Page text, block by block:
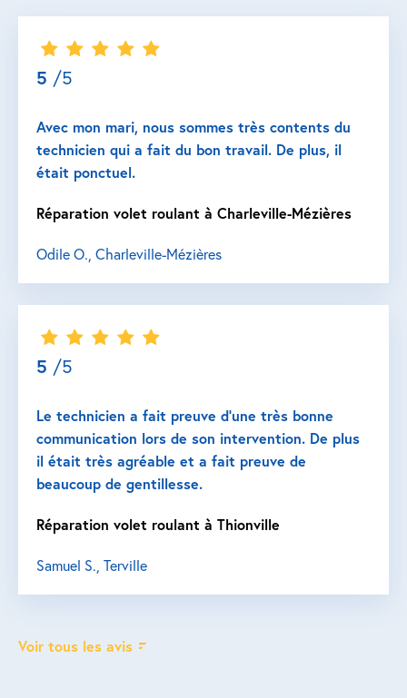
5 /5
Avec mon mari, nous sommes très contents du
technicien qui a fait du bon travail. De plus, il
était ponctuel.
Réparation volet roulant à Charleville-Mézières
Odile O., Charleville-Mézières
5 /5
Le technicien a fait preuve d’une très bonne
communication lors de son intervention. De plus
il était très agréable et a fait preuve de
beaucoup de gentillesse.
Réparation volet roulant à Thionville
Samuel S., Terville
Voir tous les avis